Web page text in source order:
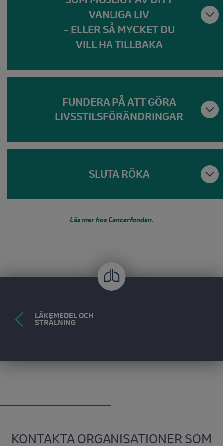
VANLIGA LIV
– ELLER SÅ MYCKET DU
VILL HA TILLBAKA
FUNDERA PÅ ATT GÖRA
LIVSSTILSFÖRÄNDRINGAR
SLUTA RÖKA
Läs mer hos Cancerfonden.
LÄKEMEDEL OCH
STRÅLNING
KONTAKTA ORGANISATIONER SOM